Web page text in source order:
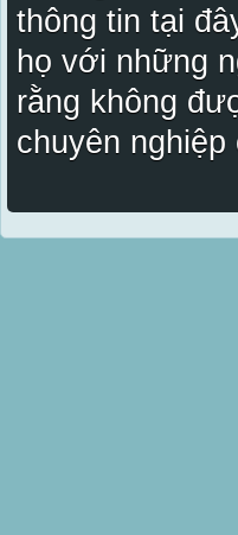
thông tin tại
họ với những
rằng không
chuyên